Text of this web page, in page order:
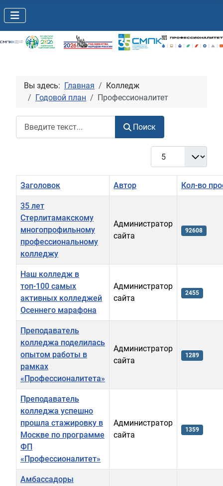
Вы здесь: Главная
Колледж
Годовой план
Профессионалитет
Поиск
Кол-во строк:
Заголовок Автор Кол-во
35 лет
Стерлитамакскому
многопрофильному
профессиональному
колледжу
Администратор
сайта
92608
Наш колледж в
топ-100 самых
активных колледжей
Осеннего марафона
Администратор
сайта
2455
Преподаватель
колледжа поделилась
опытом работы в
рамках
«Профессионалитета»
Администратор
сайта
1289
Преподаватель
колледжа успешно
прошла стажировку в
Москве по программе
ФП
«Профессионалитет»
Администратор
сайта
1359
Амбассадоры